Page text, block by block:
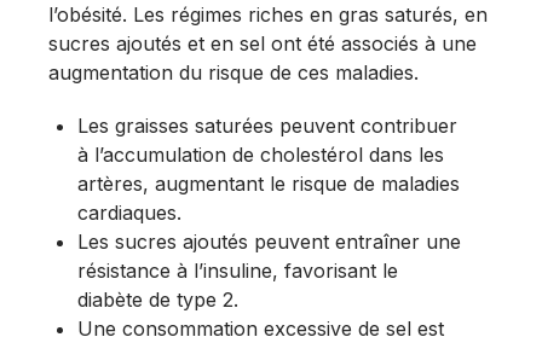
l’obésité. Les régimes riches en gras saturés, en
sucres ajoutés et en sel ont été associés à une
augmentation du risque de ces maladies.
Les graisses saturées peuvent contribuer
à l’accumulation de cholestérol dans les
artères, augmentant le risque de maladies
cardiaques.
Les sucres ajoutés peuvent entraîner une
résistance à l’insuline, favorisant le
diabète de type 2.
Une consommation excessive de sel est